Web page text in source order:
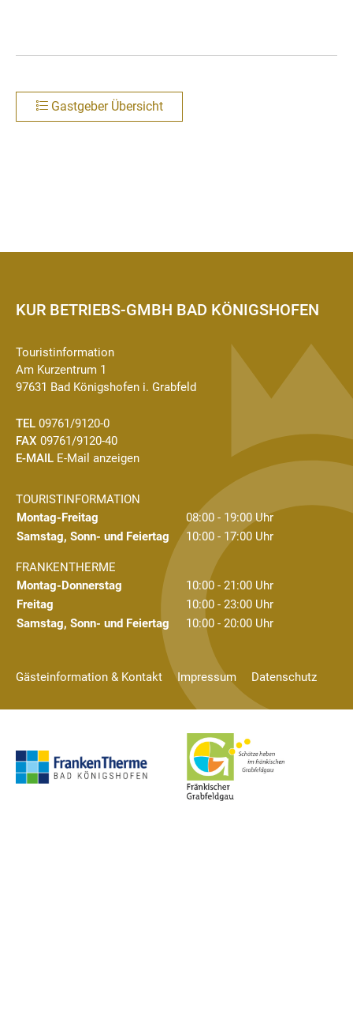
Gastgeber Übersicht
KUR BETRIEBS-GMBH BAD KÖNIGSHOFEN
Touristinformation
Am Kurzentrum 1
97631 Bad Königshofen i. Grabfeld
TEL 09761/9120-0
FAX 09761/9120-40
E-MAIL E-Mail anzeigen
TOURISTINFORMATION
Montag-Freitag
08:00 - 19:00 Uhr
Samstag, Sonn- und Feiertag
10:00 - 17:00 Uhr
FRANKENTHERME
Montag-Donnerstag
10:00 - 21:00 Uhr
Freitag
10:00 - 23:00 Uhr
Samstag, Sonn- und Feiertag
10:00 - 20:00 Uhr
Gästeinformation & Kontakt Impressum Datenschutz